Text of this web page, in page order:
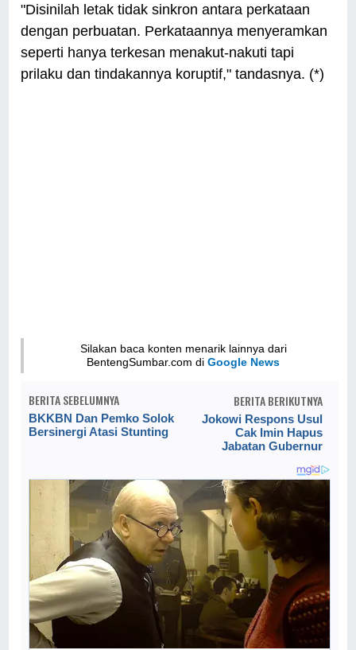
"Disinilah letak tidak sinkron antara perkataan
dengan perbuatan. Perkataannya menyeramkan
seperti hanya terkesan menakut-nakuti tapi
prilaku dan tindakannya koruptif," tandasnya. (*)
Silakan baca konten menarik lainnya dari
BentengSumbar.com diGoogle News
BERITA SEBELUMNYA
BKKBN Dan Pemko Solok
Bersinergi Atasi Stunting
BERITA BERIKUTNYA
Jokowi Respons Usul
Cak Imin Hapus
Jabatan Gubernur